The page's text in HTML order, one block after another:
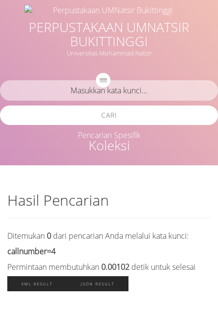
PERPUSTAKAAN UMNATSIR
BUKITTINGGI
Universitas Mohammad Natsir
Koleksi
CARI
Pencarian Spesifik
Hasil Pencarian
Ditemukan 0 dari pencarian Anda melalui kata kunci:
callnumber=4
Permintaan membutuhkan 0.00102 detik untuk selesai
XML RESULT JSON RESULT